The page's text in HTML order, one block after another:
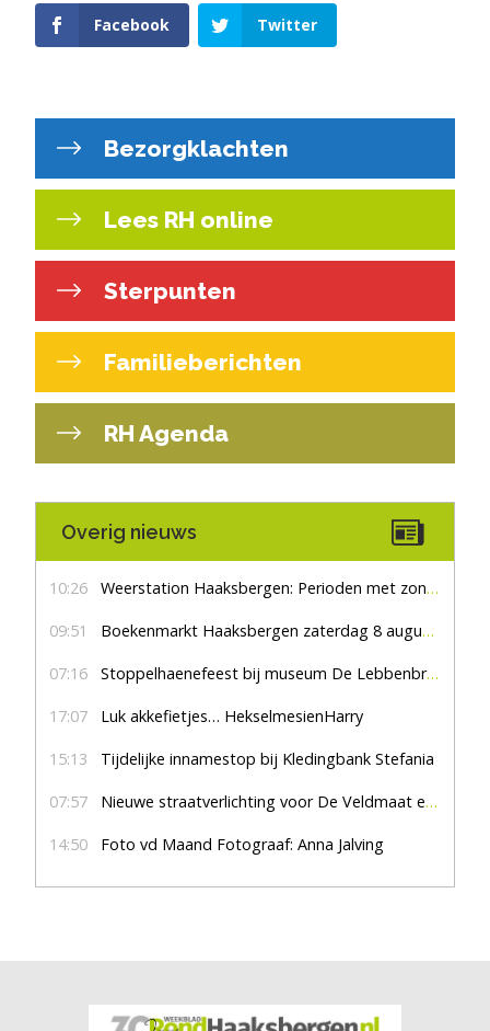
Facebook Twitter
Bezorgklachten
Lees RH online
Sterpunten
Familieberichten
RH Agenda
Overig nieuws
10:26 Weerstation Haaksbergen: Perioden met zon en droog
09:51 Boekenmarkt Haaksbergen zaterdag 8 augustus, marktplein Haaksbergen
07:16 Stoppelhaenefeest bij museum De Lebbenbrugge
17:07 Luk akkefietjes… HekselmesienHarry
15:13 Tijdelijke innamestop bij Kledingbank Stefania
07:57 Nieuwe straatverlichting voor De Veldmaat en De Pas
14:50 Foto vd Maand Fotograaf: Anna Jalving